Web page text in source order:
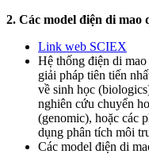
2. Các model điện di
Link web SCIEX
Hệ thống điện di
giải pháp tiên tiến
về sinh học
nghiên cứu chuyển
(genomic), hoặc các
dụng phân tích môi
Các model điện di